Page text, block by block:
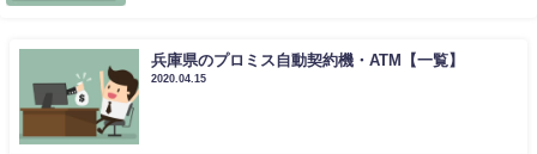
兵庫県のプロミス自動契約機・ATM【一覧】
2020.04.15